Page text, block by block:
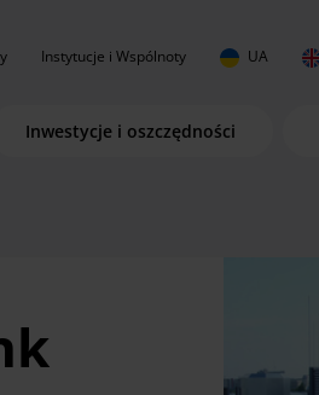
Instytucje i Wspólnoty UA
Inwestycje i oszczędności